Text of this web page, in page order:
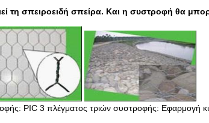
τη σπειροειδή σπείρα. Και η συστροφή θα
PIC 3 πλέγματος τριών συστροφής: Εφαρμογή